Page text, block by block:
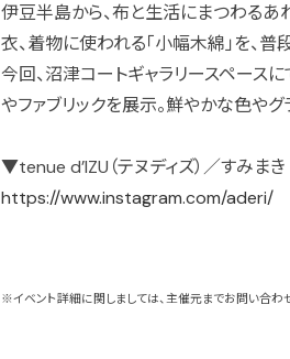
伊豆半島から、布と生活にまつわるあ
衣、着物に使われる「小幅木綿」を、
今回、沼津コートギャラリースペース
やファブリックを展示。鮮やかな色やグ
▼tenue d’IZU（テヌディズ）／すみまき
https://www.instagram.com/aderi/
※イベント詳細に関しましては、主催元までお問い合わ